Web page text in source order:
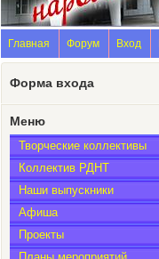
Главная Форум Вход
Форма входа
Меню
Творческие коллективы
Коллектив РДНТ
Наши выпускники
Афиша
Проекты